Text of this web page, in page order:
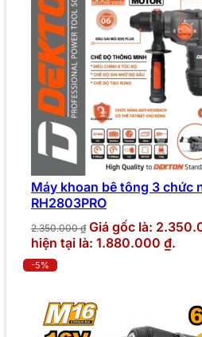
Máy khoan bê tông 3 chức
RH2803PRO
2.350.000₫ Giá gốc là:
hiện tại là: 1.880.000 ₫.
-5%